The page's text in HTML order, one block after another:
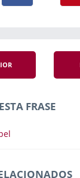
FRASE